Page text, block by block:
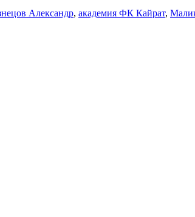
Александр, академия ФК Кайрат,